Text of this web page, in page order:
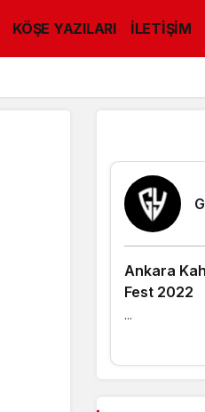
KÖŞE YAZILARI İLETİŞİM
Ankara
Fest 2022
...